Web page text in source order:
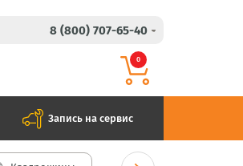
8 (800) 707-65-40
0
Запись на сервис